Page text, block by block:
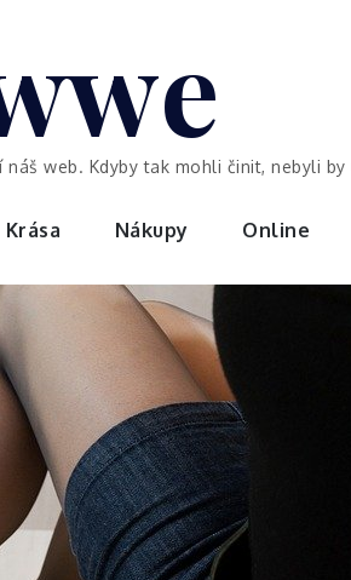
web. Kdyby tak mohli činit, nebyli
Krása Nákupy Online